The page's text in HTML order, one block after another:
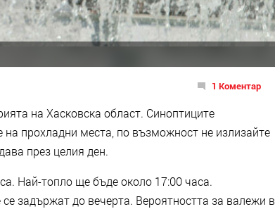
1 Коментар
на Хасковска област. Синоптиците
прохладни места, по възможност не излизайте
през целия ден.
Най-топло ще бъде около 17:00 часа.
задържат до вечерта. Вероятността за валежи в